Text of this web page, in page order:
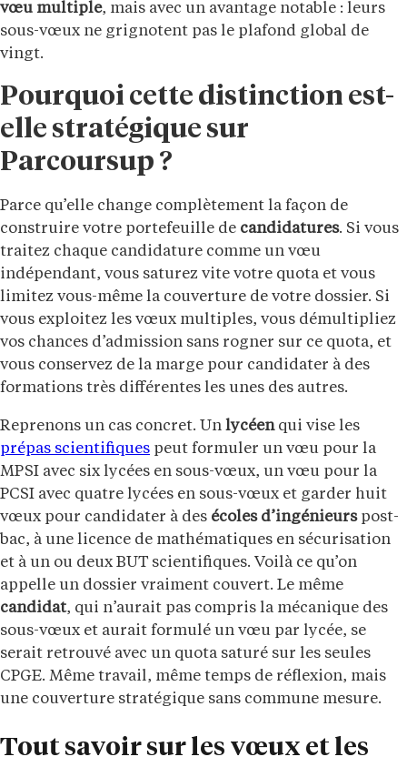
vœu multiple, mais avec un avantage notable : leurs
sous-vœux ne grignotent pas le plafond global de
vingt.
Pourquoi cette distinction est-
elle stratégique sur
Parcoursup ?
Parce qu’elle change complètement la façon de
construire votre portefeuille de candidatures. Si vous
traitez chaque candidature comme un vœu
indépendant, vous saturez vite votre quota et vous
limitez vous-même la couverture de votre dossier. Si
vous exploitez les vœux multiples, vous démultipliez
vos chances d’admission sans rogner sur ce quota, et
vous conservez de la marge pour candidater à des
formations très différentes les unes des autres.
Reprenons un cas concret. Un lycéenqui vise les
prépas scientifiques peut formuler un vœu pour la
MPSI avec six lycées en sous-vœux, un vœu pour la
PCSI avec quatre lycées en sous-vœux et garder huit
vœux pour candidater à des écoles d’ingénieurspost-
bac, à une licence de mathématiques en sécurisation
et à un ou deux BUT scientifiques. Voilà ce qu’on
appelle un dossier vraiment couvert. Le même
candidat, qui n’aurait pas compris la mécanique des
sous-vœux et aurait formulé un vœu par lycée, se
serait retrouvé avec un quota saturé sur les seules
CPGE. Même travail, même temps de réflexion, mais
une couverture stratégique sans commune mesure.
Tout savoir sur les vœux et les